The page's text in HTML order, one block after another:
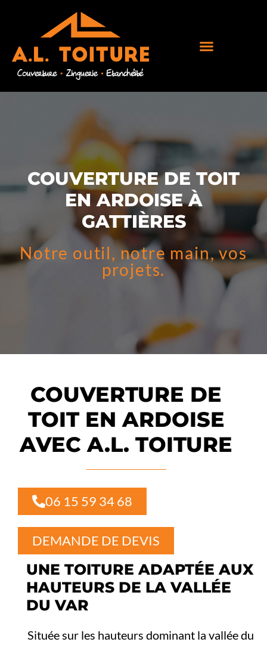
COUVERTURE DE TOIT
EN ARDOISE À
GATTIÈRES
Notre outil, notre main, vos
projets.
COUVERTURE DE
TOIT EN ARDOISE
AVEC A.L. TOITURE
06 15 59 34 68
DEMANDE DE DEVIS
UNE TOITURE ADAPTÉE AUX
HAUTEURS DE LA VALLÉE
DU VAR
Située sur les hauteurs dominant la vallée du